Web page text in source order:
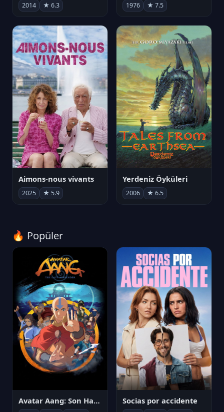
2014 ★ 6.3 1976 ★ 7.5
Aimons-nous vivants
2025 ★ 5.9
Yerdeniz Öyküleri
2006 ★ 6.5
🔥 Popüler
Avatar Aang: Son Havabükücü Socias por accidente